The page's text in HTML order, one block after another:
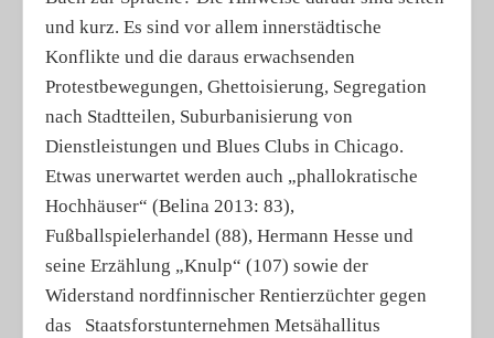
und kurz. Es sind vor allem innerstädtische
Konflikte und die daraus erwachsenden
Protestbewegungen, Ghettoisierung, Segregation
nach Stadtteilen, Suburbanisierung von
Dienstleistungen und Blues Clubs in Chicago.
Etwas unerwartet werden auch „phallokratische
Hochhäuser“ (Belina 2013: 83),
Fußballspielerhandel (88), Hermann Hesse und
seine Erzählung „Knulp“ (107) sowie der
Widerstand nordfinnischer Rentierzüchter gegen
das Staatsforstunternehmen Metsähallitus